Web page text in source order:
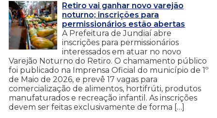
Retiro vai ganhar novo varejão
noturno; inscrições para
permissionários estão abertas
A Prefeitura de Jundiaí abre
inscrições para permissionários
interessados em atuar no novo
Varejão Noturno do Retiro. O chamamento público
foi publicado na Imprensa Oficial do município de 1º
de Maio de 2026, e prevê 17 vagas para
comercialização de alimentos, hortifrúti, produtos
manufaturados e recreação infantil. As inscrições
devem ser feitas exclusivamente de forma […]